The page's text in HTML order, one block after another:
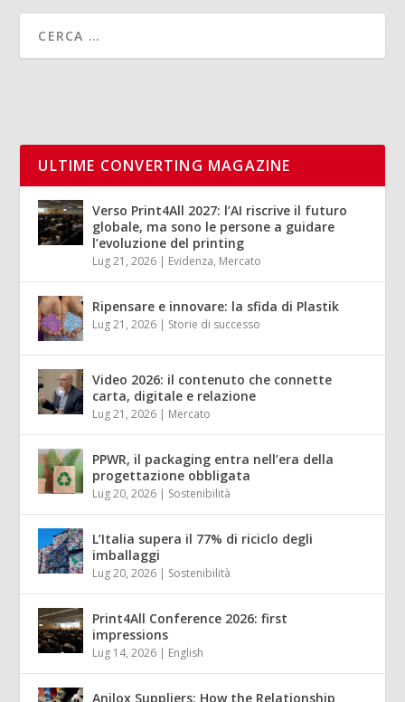
ULTIME CONVERTING MAGAZINE
Verso Print4All 2027: l’AI riscrive il futuro
globale, ma sono le persone a guidare
l’evoluzione del printing
Lug 21, 2026 | Evidenza, Mercato
Ripensare e innovare: la sfida di Plastik
Lug 21, 2026 | Storie di successo
Video 2026: il contenuto che connette
carta, digitale e relazione
Lug 21, 2026 | Mercato
PPWR, il packaging entra nell’era della
progettazione obbligata
Lug 20, 2026 | Sostenibilità
L’Italia supera il 77% di riciclo degli
imballaggi
Lug 20, 2026 | Sostenibilità
Print4All Conference 2026: first
impressions
Lug 14, 2026 | English
Anilox Suppliers: How the Relationship